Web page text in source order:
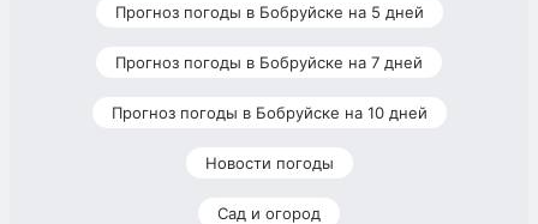
Прогноз погоды в Бобруйске на 5 дней
Прогноз погоды в Бобруйске на 7 дней
Прогноз погоды в Бобруйске на 10 дней
Новости погоды
Сад и огород